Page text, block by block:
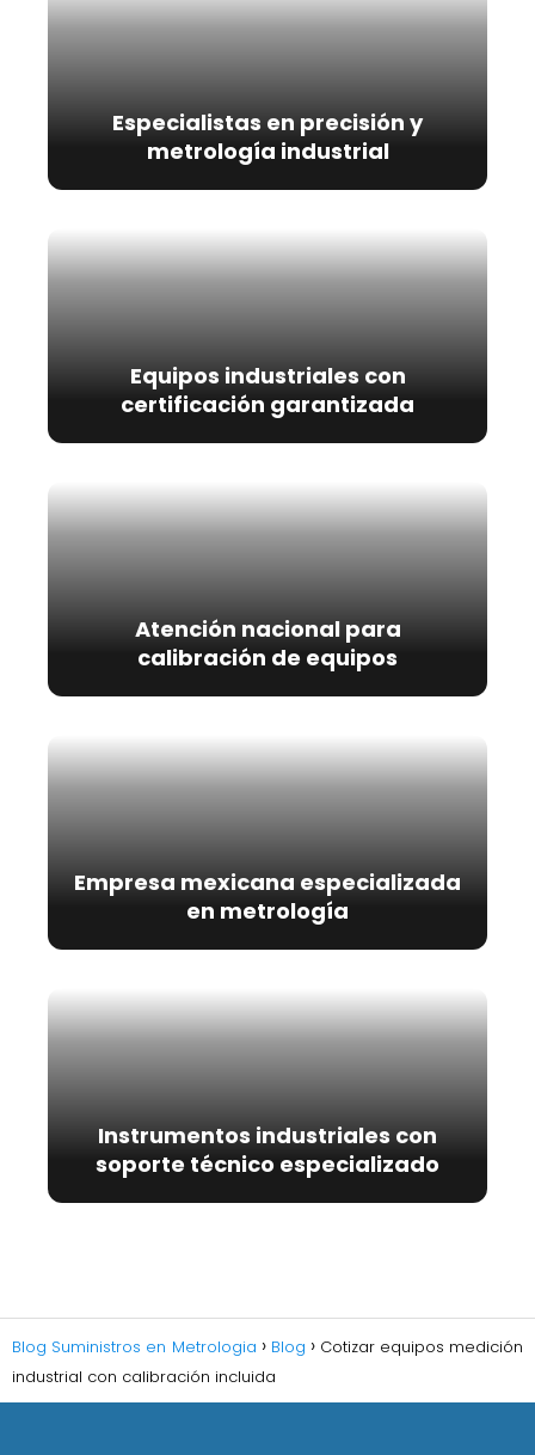
Especialistas en precisión y
metrología industrial
Equipos industriales con
certificación garantizada
Atención nacional para
calibración de equipos
Empresa mexicana especializada
en metrología
Instrumentos industriales con
soporte técnico especializado
Blog Suministros en Metrologia Blog
Cotizar equipos medición
industrial con calibración incluida